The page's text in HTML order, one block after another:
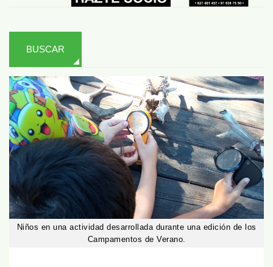
BUSCAR
Niños en una actividad desarrollada durante una edición de los
Campamentos de Verano.